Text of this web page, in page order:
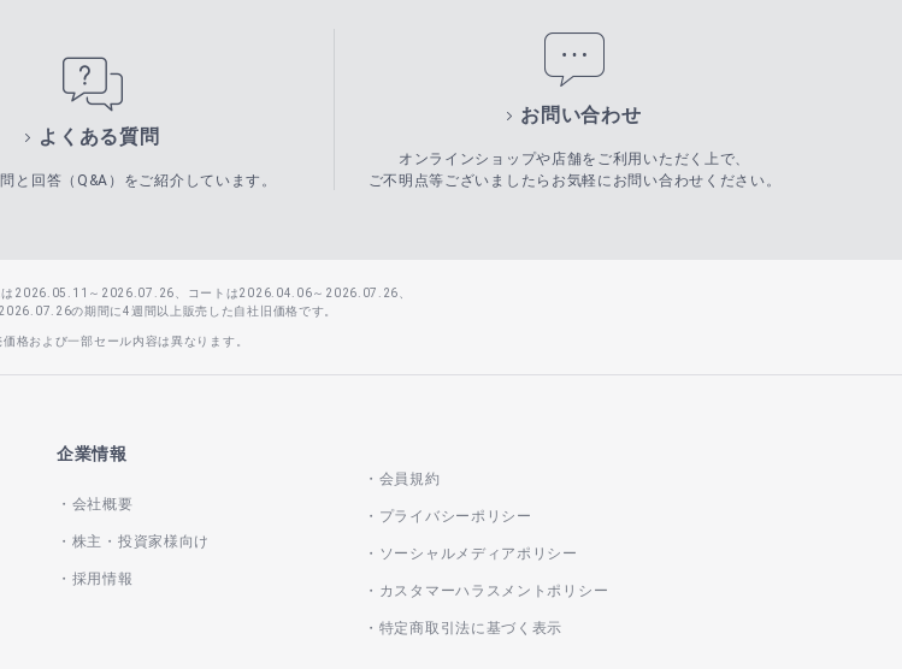
よくある質問
と回答（Q&A）をご紹介しています。
お問い合わせ
オンラインショップや店舗をご利用いただく上で、
ご不明点等ございましたらお気軽にお問い合わせください。
は2026.05.11～2026.07.26、コートは2026.04.06～2026.07.26、
の期間に4週間以上販売した自社旧価格です。
格および一部セール内容は異なります。
企業情報
会社概要
株主・投資家様向け
採用情報
会員規約
プライバシーポリシー
ソーシャルメディアポリシー
カスタマーハラスメントポリシー
特定商取引法に基づく表示